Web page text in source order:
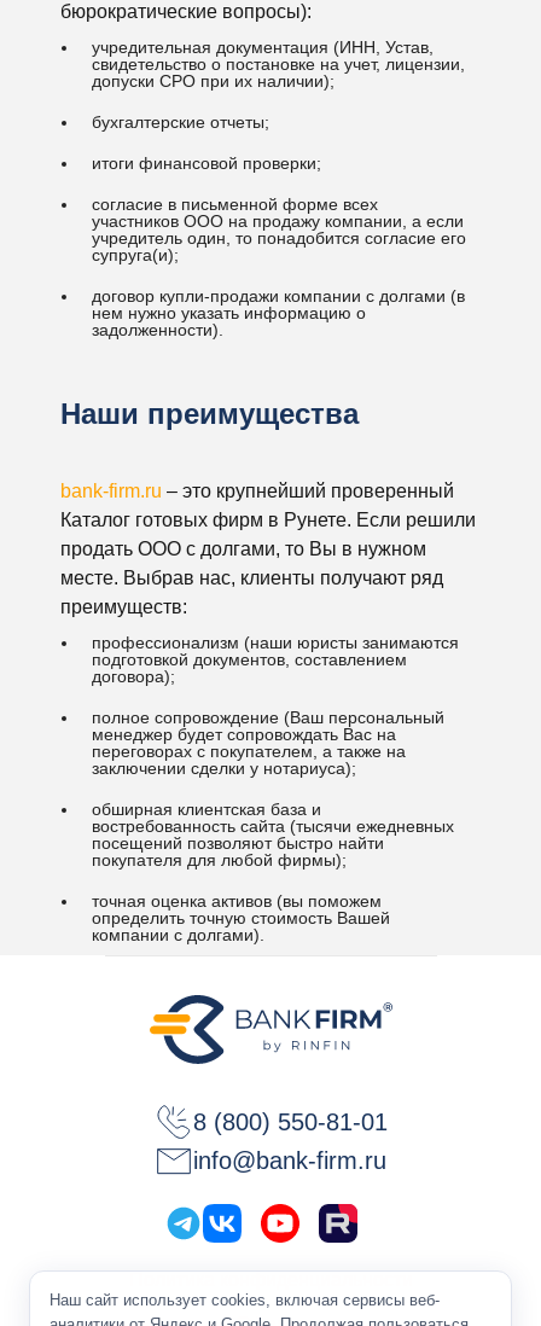
бюрократические вопросы):
учредительная документация (ИНН, Устав,
свидетельство о постановке на учет, лицензии,
допуски СРО при их наличии);
бухгалтерские отчеты;
итоги финансовой проверки;
согласие в письменной форме всех
участников ООО на продажу компании, а если
учредитель один, то понадобится согласие его
супруга(и);
договор купли-продажи компании с долгами (в
нем нужно указать информацию о
задолженности).
Наши преимущества
bank-firm.ru – это крупнейший проверенный
Каталог готовых фирм в Рунете. Если решили
продать ООО с долгами, то Вы в нужном
месте. Выбрав нас, клиенты получают ряд
преимуществ:
профессионализм (наши юристы занимаются
подготовкой документов, составлением
договора);
полное сопровождение (Ваш персональный
менеджер будет сопровождать Вас на
переговорах с покупателем, а также на
заключении сделки у нотариуса);
обширная клиентская база и
востребованность сайта (тысячи ежедневных
посещений позволяют быстро найти
покупателя для любой фирмы);
точная оценка активов (вы поможем
определить точную стоимость Вашей
компании с долгами).
8 (800) 550-81-01
info@bank-firm.ru
Наш сайт использует cookies, включая сервисы веб-